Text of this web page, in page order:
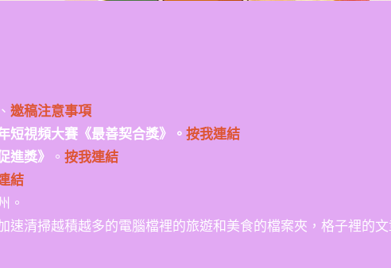
邀稿注意事項
短視頻大賽《最善契合獎》。 按我連結
進獎》 。 按我連結
結
。
清掃越積越多的電腦檔裡的旅遊和美食的檔案夾，格子裡的